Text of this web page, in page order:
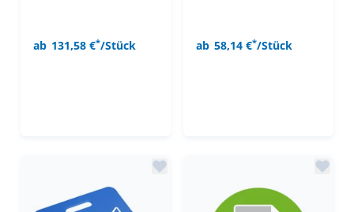
ab 131,58 €*/Stück ab 58,14 €*/Stück